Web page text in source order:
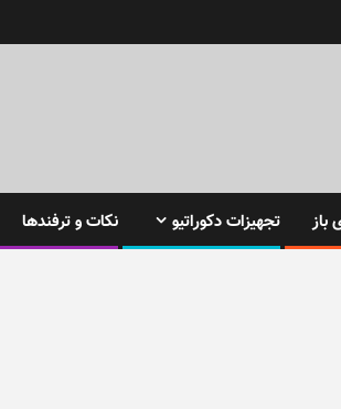
باز تجهیزات دکوراتیو
نکات و ترفندها